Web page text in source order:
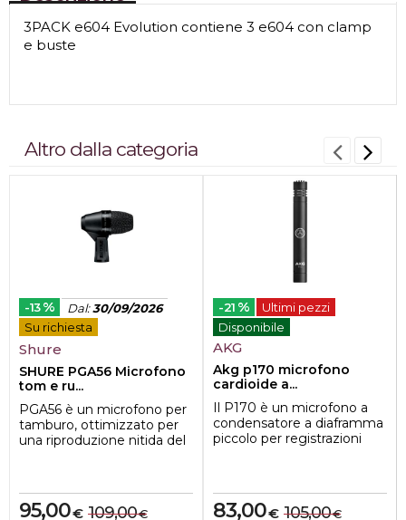
3PACK e604 Evolution contiene 3 e604 con clamp
e buste
Altro dalla categoria
-13 % Dal:30/09/2026
Su richiesta
Shure
SHURE PGA56 Microfono
tom e ru...
PGA56 è un microfono per
tamburo, ottimizzato per
una riproduzione nitida del
€
95,00 €
109,00
-21 %
Ultimi pezzi
Disponibile
AKG
Akg p170 microfono
cardioide a...
Il P170 è un microfono a
condensatore a diaframma
piccolo per registrazioni
€
83,00 €
105,00